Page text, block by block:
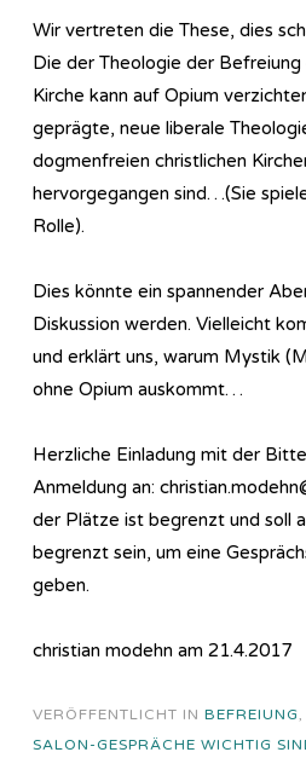
Wir vertreten die These, dies
Die der Theologie der
Kirche kann auf Opium
geprägte, neue liberale
dogmenfreien christlichen
hervorgegangen sind…(Sie
Rolle).
Dies könnte ein spannender
Diskussion werden. Vielleicht
und erklärt uns, warum Mystik
ohne Opium auskommt…
Herzliche Einladung mit der
Anmeldung an:
der Plätze ist begrenzt und soll
begrenzt sein, um eine
geben.
christian modehn am 21.4.2017
VERÖFFENTLICHT IN BEFREIUNG,
SALON-GESPRÄCHE WICHTIG